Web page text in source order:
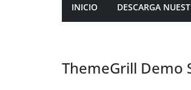
INICIO DESCARGA
ThemeGrill Demo